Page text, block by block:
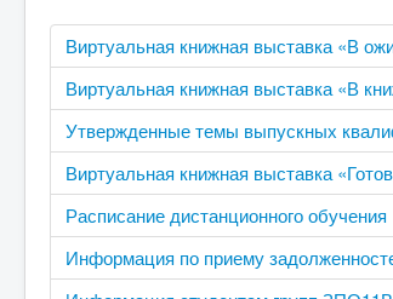
Виртуальная книжная выставка «В
Виртуальная книжная выставка «В
Утвержденные темы выпускных
Виртуальная книжная выставка
Расписание дистанционного обучения
Информация по приему